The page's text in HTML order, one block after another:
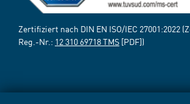
Zertifiziert nach DIN EN ISO/IEC 27001:2022
Reg.-Nr.: 12 310 69718 TMS [PDF])